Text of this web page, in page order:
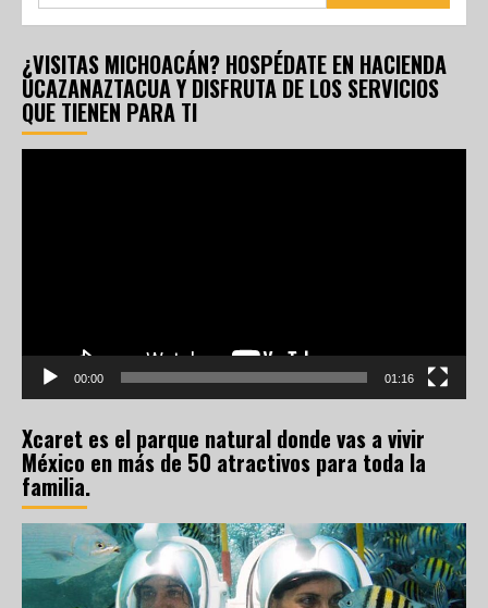
¿VISITAS MICHOACÁN? HOSPÉDATE EN HACIENDA
UCAZANAZTACUA Y DISFRUTA DE LOS SERVICIOS
QUE TIENEN PARA TI
00:00 01:16
Xcaret es el parque natural donde vas a vivir
México en más de 50 atractivos para toda la
familia.